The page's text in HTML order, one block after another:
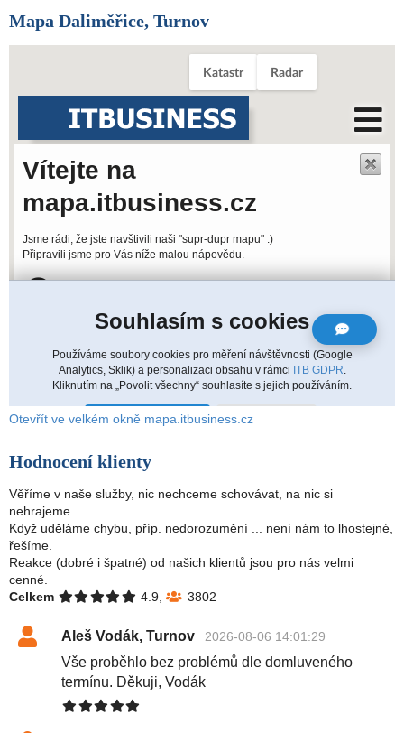
Mapa Daliměřice, Turnov
Otevřít ve velkém okně mapa.itbusiness.cz
Hodnocení klienty
Věříme v naše služby, nic nechceme schovávat, na nic si
nehrajeme.
Když uděláme chybu, příp. nedorozumění ... není nám to lhostejné,
řešíme.
Reakce (dobré i špatné) od našich klientů jsou pro nás velmi
cenné.
Celkem
4.9, 3802
Aleš Vodák, Turnov 2026-08-06 14:01:29
Vše proběhlo bez problémů dle domluveného
termínu. Děkuji, Vodák